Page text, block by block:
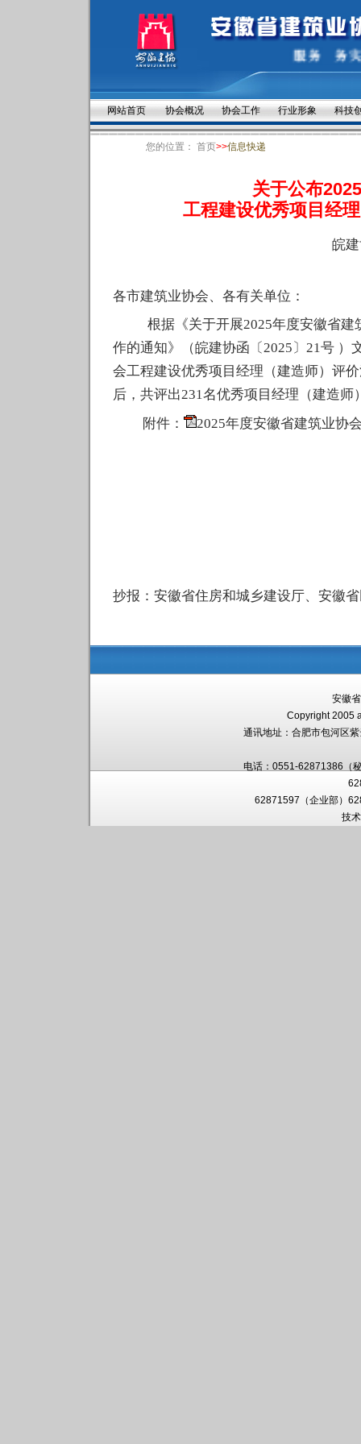
网站首页 协会概况 协会工作 行业形象 科技
您的位置： 首页>>信息快递
关于公布
工程建设优秀项目经
皖
各市建筑业协会、各有关单位：
根据《关于开展2025年度安徽省建
作的通知》（皖建协函〔 2025 〕 21号 ）
会工程建设优秀项目经理 （建造师） 评价
后，共评出231名优秀项目经理 （建造师
附件：
2025年度安徽省建筑业协
抄报：安徽省住房和城乡建设厅、安徽
安徽
Copyright 2005
通讯地址： 合肥市包河区
电话：0551-62871386（
62871597（企业部）
技